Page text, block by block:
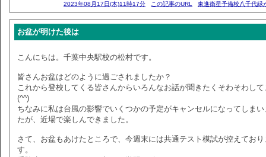
2023年08月17日(木)11時17分 この記事のURL 東進衛星予備校八千代緑
お盆が明けた後は
こんにちは。千葉中央駅校の松村です。
皆さんお盆はどのように過ごされましたか？
これから登校してくる皆さんからいろんなお話が聞きたくそわそわして
(^^)
ちなみに私は台風の影響でいくつかの予定がキャンセルになってしまい
たが、近場で楽しんできました。
さて、お盆もあけたところで、今週末には共通テスト模試が控えており
す。